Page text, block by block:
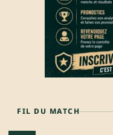
FIL DU MATCH